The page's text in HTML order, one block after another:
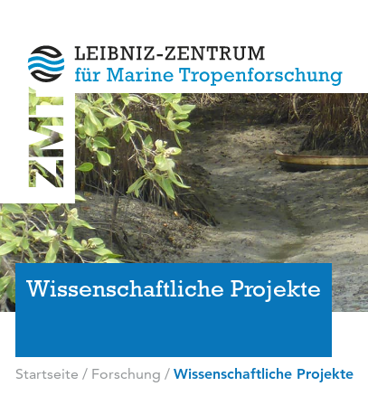
Wissenschaftliche Projekte
Startseite / Forschung / Wissenschaftliche Projekte